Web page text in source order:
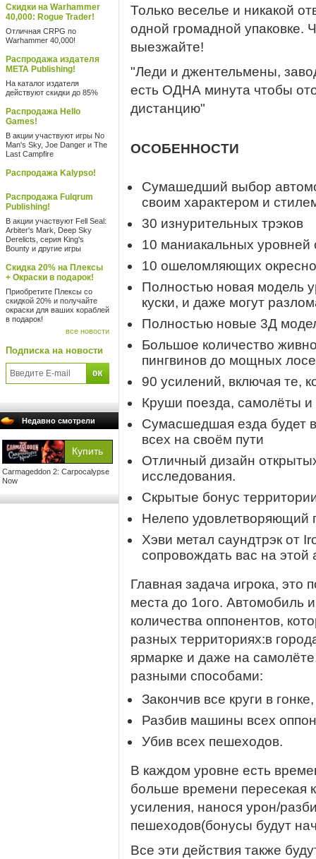
Скидки на Warhammer
40,000: Rogue Trader!
Отличная CRPG по
Warhammer 40,000!
Распродажа издателя
META Publishing!
На каталог издателя
действуют скидки до 85%
Распродажа Hello
Games!
В акции участвуют игры No
Man's Sky, Joe Danger и The
Last Campfire
Распродажа Kalypso!
Распродажа Fulqrum
Publishing!
В акции участвуют Fell Seal:
Arbiter's Mark, Deep Sky
Derelicts, серия King's
Bounty и другие игры
Скидка 20% на Плексы
+ Окраски в подарок!
Приобретите Плексы со
скидкой 20% и получайте
окраски для ваших кораблей
в подарок!
все новости
Подписка на новости
Недавно смотрели
Carmageddon 2: Carpocalypse
Now
Только веселье и никакой
одной громадной упаковке.
выезжайте!
"Леди и джентельмены,
есть ОДНА минута чтобы
дистанцию"
ОСОБЕННОСТИ
Сумашедший выбор
своим характером и
30 изнурительных трэков
10 маниакальных уровней
10 ошеломляющих
Полностью новая модель
куски, и даже могут
Полностью новые 3Д
Большое количество
пингвинов до мощных
90 усилений, включая те,
Круши поезда, самолёты
Сумасшедшая езда будет
всех на своём пути
Отличный дизайн
исследования.
Скрытые бонус
Нелепо удовлетворяющий
Хэви метал саундтрэк от
сопровождать вас на этой
Главная задача игрока, это
места до 1ого. Автомобиль
количества оппонентов,
разных территориях:в
ярмарке и даже на
разными способами:
Закончив все круги в
Разбив машины всех
Убив всех пешеходов.
В каждом уровне есть
больше времени пересекая
усиления, нанося урон/
пешеходов(бонусы будут
Все эти действия также